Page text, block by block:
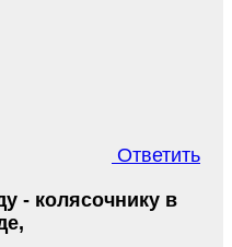
Ответить
- колясочнику в